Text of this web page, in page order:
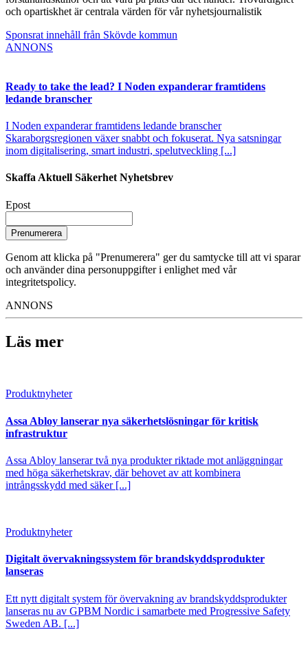
och opartiskhet är centrala värden för vår nyhetsjournalistik
Sponsrat innehåll från Skövde kommun
ANNONS
Ready to take the lead? I Noden expanderar framtidens
ledande branscher
I Noden expanderar framtidens ledande branscher
Skaraborgsregionen växer snabbt och fokuserat. Nya satsningar
inom digitalisering, smart industri, spelutveckling [...]
Skaffa Aktuell Säkerhet Nyhetsbrev
Epost
Prenumerera
Genom att klicka på "Prenumerera" ger du samtycke till att vi sparar
och använder dina personuppgifter i enlighet med vår
integritetspolicy.
ANNONS
Läs mer
Produktnyheter
Assa Abloy lanserar nya säkerhetslösningar för kritisk
infrastruktur
Assa Abloy lanserar två nya produkter riktade mot anläggningar
med höga säkerhetskrav, där behovet av att kombinera
intrångsskydd med säker [...]
Produktnyheter
Digitalt övervakningssystem för brandskyddsprodukter
lanseras
Ett nytt digitalt system för övervakning av brandskyddsprodukter
lanseras nu av GPBM Nordic i samarbete med Progressive Safety
Sweden AB. [...]